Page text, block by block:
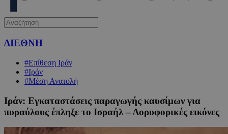
ΔΙΕΘΝΗ
#Επίθεση Ιράν
#Ιράν
#Μέση Ανατολή
Ιράν: Eγκαταστάσεις παραγωγής καυσίμων για
πυραύλους έπληξε το Ισραήλ – Δορυφορικές εικόνες